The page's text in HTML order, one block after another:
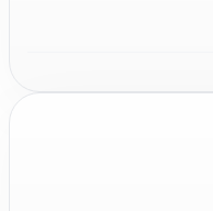
مرکزی مجموعه کالا